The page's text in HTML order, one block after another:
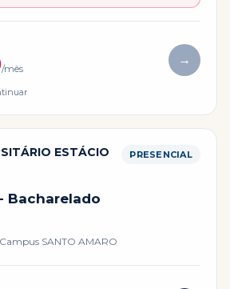
/mês
→
ESTÁCIO
PRESENCIAL
Bacharelado
Campus SANTO AMARO